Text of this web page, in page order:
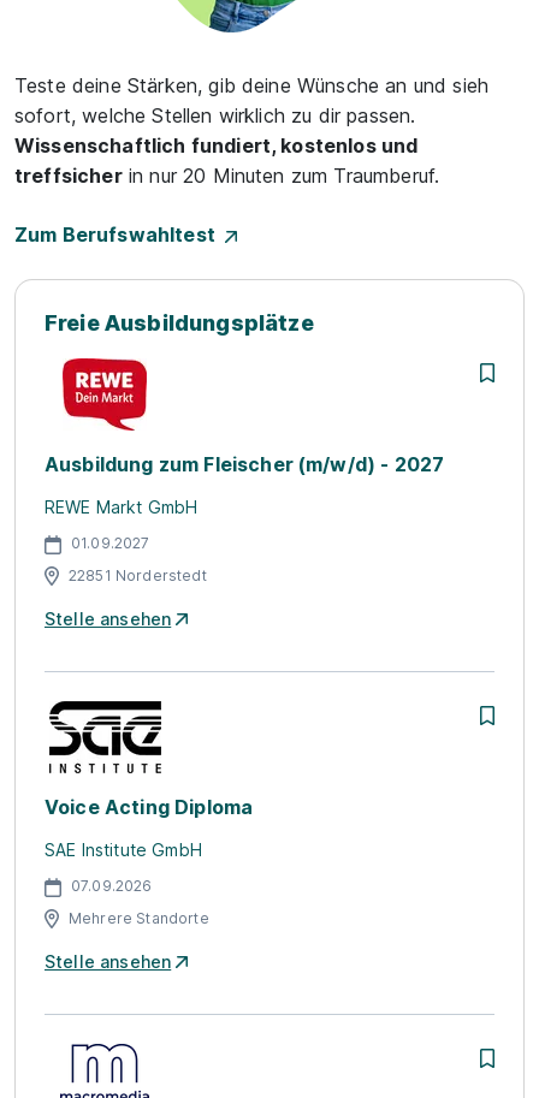
Teste deine Stärken, gib deine Wünsche an und sieh
sofort, welche Stellen wirklich zu dir passen.
Wissenschaftlich fundiert, kostenlos und
treffsicherin nur 20 Minuten zum Traumberuf.
Zum Berufswahltest
Freie Ausbildungsplätze
Ausbildung zum Fleischer (m/w/d) - 2027
REWE Markt GmbH
01.09.2027
22851 Norderstedt
Stelle ansehen
Voice Acting Diploma
SAE Institute GmbH
07.09.2026
Mehrere Standorte
Stelle ansehen